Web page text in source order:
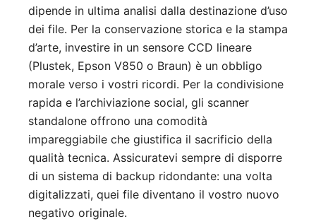
dipende in ultima analisi dalla destinazione d’uso
dei file. Per la conservazione storica e la stampa
d’arte, investire in un sensore CCD lineare
(Plustek, Epson V850 o Braun) è un obbligo
morale verso i vostri ricordi. Per la condivisione
rapida e l’archiviazione social, gli scanner
standalone offrono una comodità
impareggiabile che giustifica il sacrificio della
qualità tecnica. Assicuratevi sempre di disporre
di un sistema di backup ridondante: una volta
digitalizzati, quei file diventano il vostro nuovo
negativo originale.